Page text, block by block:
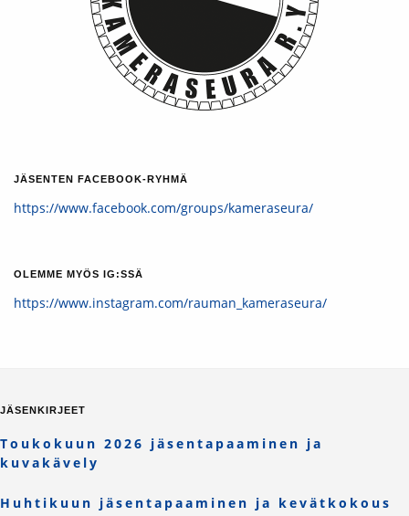
JÄSENTEN FACEBOOK-RYHMÄ
https://www.facebook.com/groups/kameraseura/
OLEMME MYÖS IG:SSÄ
https://www.instagram.com/rauman_kameraseura/
JÄSENKIRJEET
Toukokuun 2026 jäsentapaaminen ja
kuvakävely
Huhtikuun jäsentapaaminen ja kevätkokous